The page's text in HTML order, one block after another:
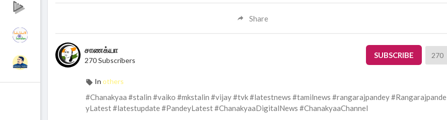
Share
சாணக்யா
270 Subscribers
SUBSCRIBE 270
In others
#Chanakyaa #stalin #vaiko #mkstalin #vijay #tvk #latestnews #tamilnews #rangarajpandey #Rangarajpande
yLatest #latestupdate #PandeyLatest #ChanakyaaDigitalNews #ChanakyaaChannel